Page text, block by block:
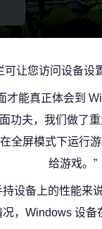
可让您访问设备设
才能真正体会到
功夫，我们做了
全屏模式下运行
给游戏。”
设备上的性能来
，Windows 设